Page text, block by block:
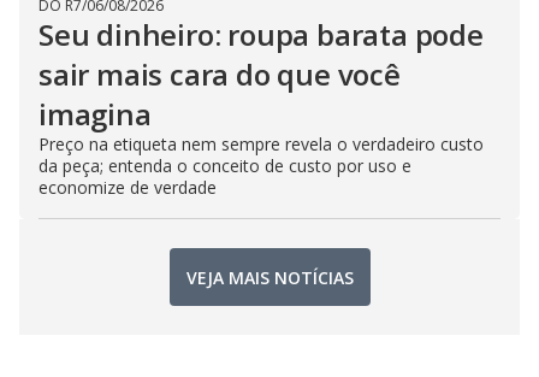
DO R7/06/08/2026
Seu dinheiro: roupa barata pode
sair mais cara do que você
imagina
Preço na etiqueta nem sempre revela o verdadeiro custo
da peça; entenda o conceito de custo por uso e
economize de verdade
VEJA MAIS NOTÍCIAS